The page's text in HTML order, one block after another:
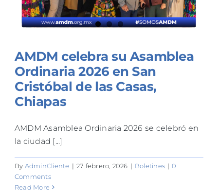
AMDM celebra su Asamblea
Ordinaria 2026 en San
Cristóbal de las Casas,
Chiapas
AMDM Asamblea Ordinaria 2026 se celebró en
la ciudad [...]
By AdminCliente | 27 febrero, 2026 | Boletines | 0
Comments
Read More